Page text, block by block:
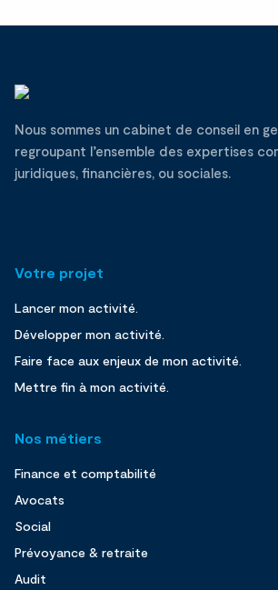
Nous sommes un cabinet de conseil en
regroupant l’ensemble des expertises
juridiques, financières, ou sociales.
Votre projet
Lancer mon activité.
Développer mon activité.
Faire face aux enjeux de mon activité.
Mettre fin à mon activité.
Nos métiers
Finance et comptabilité
Avocats
Social
Prévoyance & retraite
Audit